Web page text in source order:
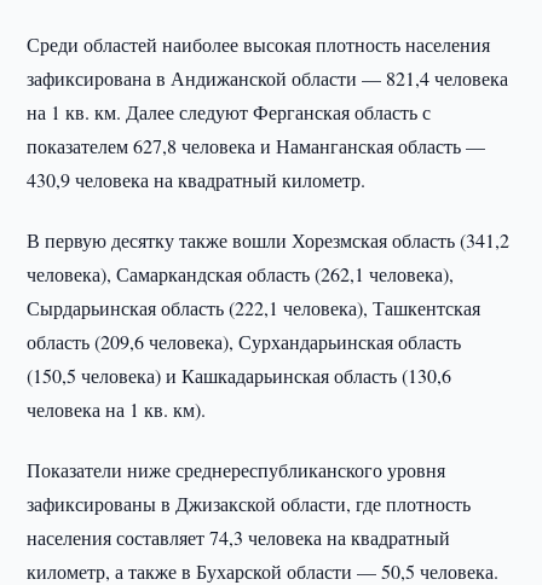
Среди областей наиболее высокая плотность населения
зафиксирована в Андижанской области — 821,4 человека
на 1 кв. км. Далее следуют Ферганская область с
показателем 627,8 человека и Наманганская область —
430,9 человека на квадратный километр.
В первую десятку также вошли Хорезмская область (341,2
человека), Самаркандская область (262,1 человека),
Сырдарьинская область (222,1 человека), Ташкентская
область (209,6 человека), Сурхандарьинская область
(150,5 человека) и Кашкадарьинская область (130,6
человека на 1 кв. км).
Показатели ниже среднереспубликанского уровня
зафиксированы в Джизакской области, где плотность
населения составляет 74,3 человека на квадратный
километр, а также в Бухарской области — 50,5 человека.